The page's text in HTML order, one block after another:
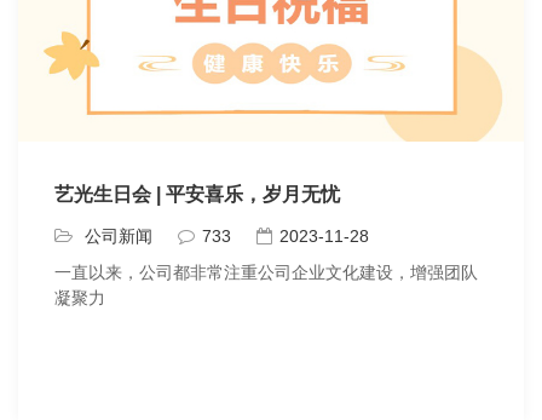
艺光生日会 | 平安喜乐，岁月无忧
公司新闻 733
2023-11-28
一直以来，公司都非常注重公司企业文化建设，增强团队
凝聚力